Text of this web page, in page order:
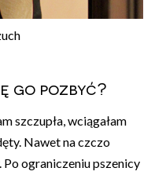
go pozbyć?
szczupła, wciągałam
Nawet na czczo
Po ograniczeniu pszenicy